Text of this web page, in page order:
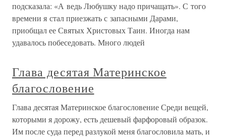
подсказала: «А ведь Любушку надо причащать». С того
времени я стал приезжать с запасными Дарами,
приобщал ее Святых Христовых Таин. Иногда нам
удавалось побеседовать. Много людей
Глава десятая Материнское
благословение
Глава десятая Материнское благословение Среди вещей,
которыми я дорожу, есть дешевый фарфоровый образок.
Им после суда перед разлукой меня благословила мать, и